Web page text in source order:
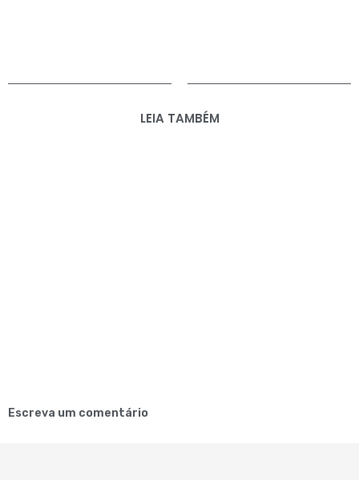
LEIA TAMBÉM
Escreva um comentário